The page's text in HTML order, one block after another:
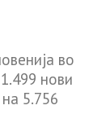
во
нови
5.756